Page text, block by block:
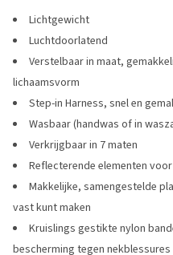
Lichtgewicht
Luchtdoorlatend
Verstelbaar in maat,
lichaamsvorm
Step-in Harness, snel en
Wasbaar (handwas of in
Verkrijgbaar in 7 maten
Reflecterende elementen
Makkelijke, samengestelde
vast kunt maken
Kruislings gestikte nylon
bescherming tegen nekblessures